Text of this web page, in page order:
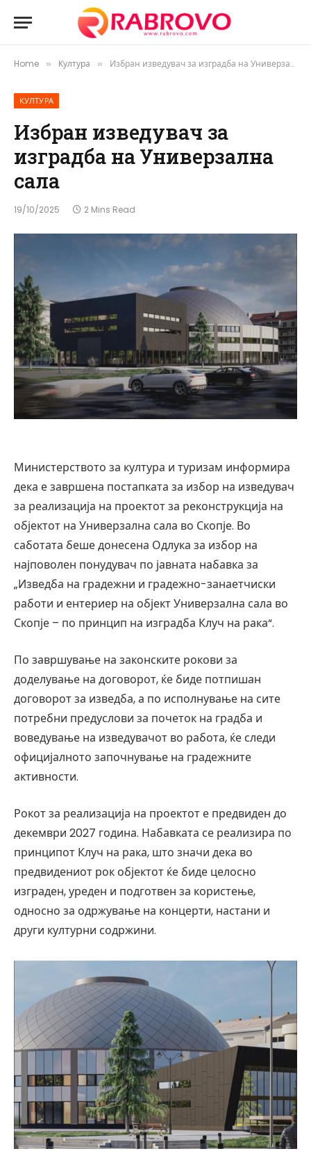
Home » Култура » Избран изведувач за изградба на Универзална сала
КУЛТУРА
Избран изведувач за
изградба на Универзална
сала
19/10/2025 2 Mins Read
Министерството за култура и туризам информира
дека е завршена постапката за избор на изведувач
за реализација на проектот за реконструкција на
објектот на Универзална сала во Скопје. Во
саботата беше донесена Одлука за избор на
најповолен понудувач по јавната набавка за
„Изведба на градежни и градежно-занаетчиски
работи и ентериер на објект Универзална сала во
Скопје – по принцип на изградба Клуч на рака“.
По завршување на законските рокови за
доделување на договорот, ќе биде потпишан
договорот за изведба, а по исполнување на сите
потребни предуслови за почеток на градба и
воведување на изведувачот во работа, ќе следи
официјалното започнување на градежните
активности.
Рокот за реализација на проектот е предвиден до
декември 2027 година. Набавката се реализира по
принципот Клуч на рака, што значи дека во
предвидениот рок објектот ќе биде целосно
изграден, уреден и подготвен за користење,
односно за одржување на концерти, настани и
други културни содржини.